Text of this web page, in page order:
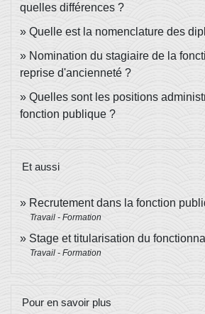
quelles différences ?
Quelle est la nomenclature des
Nomination du stagiaire de la
reprise d'ancienneté ?
Quelles sont les positions
fonction publique ?
Et aussi
Recrutement dans la fonction
Travail - Formation
Stage et titularisation du
Travail - Formation
Pour en savoir plus